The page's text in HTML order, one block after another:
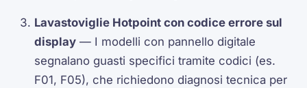
Lavastoviglie Hotpoint con codice errore sul
display — I modelli con pannello digitale
segnalano guasti specifici tramite codici (es.
F01, F05), che richiedono diagnosi tecnica per